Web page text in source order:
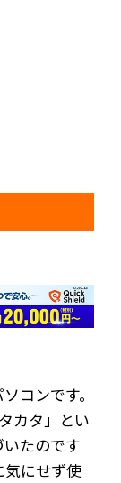
コンです。
カタ」とい
たのです
気にせず使